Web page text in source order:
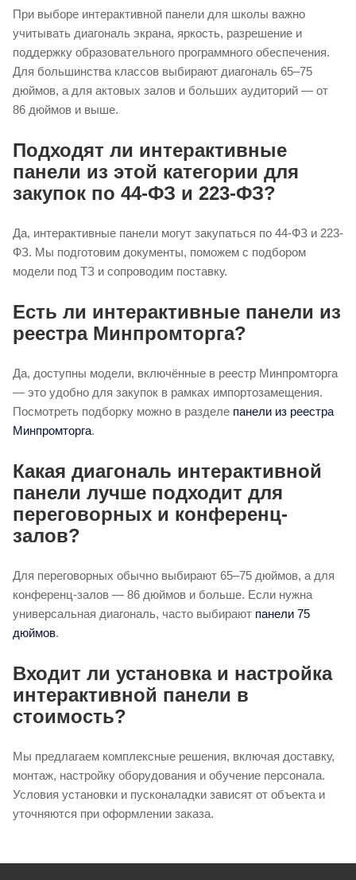
При выборе интерактивной панели для школы важно
учитывать диагональ экрана, яркость, разрешение и
поддержку образовательного программного обеспечения.
Для большинства классов выбирают диагональ 65–75
дюймов, а для актовых залов и больших аудиторий — от
86 дюймов и выше.
Подходят ли интерактивные
панели из этой категории для
закупок по 44-ФЗ и 223-ФЗ?
Да, интерактивные панели могут закупаться по 44-ФЗ и 223-
ФЗ. Мы подготовим документы, поможем с подбором
модели под ТЗ и сопроводим поставку.
Есть ли интерактивные панели из
реестра Минпромторга?
Да, доступны модели, включённые в реестр Минпромторга
— это удобно для закупок в рамках импортозамещения.
Посмотреть подборку можно в разделе панели из реестра
Минпромторга.
Какая диагональ интерактивной
панели лучше подходит для
переговорных и конференц-
залов?
Для переговорных обычно выбирают 65–75 дюймов, а для
конференц-залов — 86 дюймов и больше. Если нужна
универсальная диагональ, часто выбирают панели 75
дюймов.
Входит ли установка и настройка
интерактивной панели в
стоимость?
Мы предлагаем комплексные решения, включая доставку,
монтаж, настройку оборудования и обучение персонала.
Условия установки и пусконаладки зависят от объекта и
уточняются при оформлении заказа.